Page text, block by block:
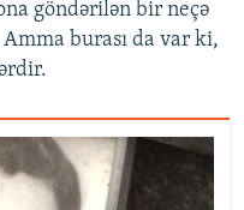
göndərilən bir neçə
burası da var ki,